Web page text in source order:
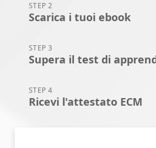
STEP 2
Scarica i tuoi ebook
STEP 3
Supera il test di
STEP 4
Ricevi l'attestato ECM